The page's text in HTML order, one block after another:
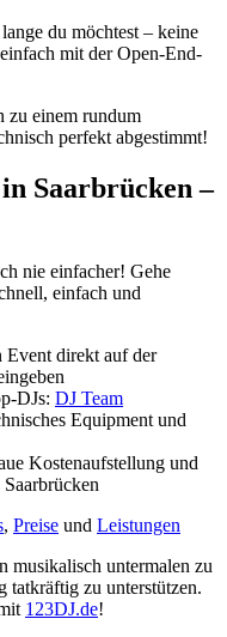
du möchtest – keine
mit der Open-End-
zu einem rundum
perfekt abgestimmt!
Saarbrücken –
nie einfacher! Gehe
einfach und
Event direkt auf der
DJs: DJ Team
Equipment und
Kostenaufstellung und
, Preise und Leistungen
musikalisch untermalen zu
tatkräftig zu unterstützen.
123DJ.de!